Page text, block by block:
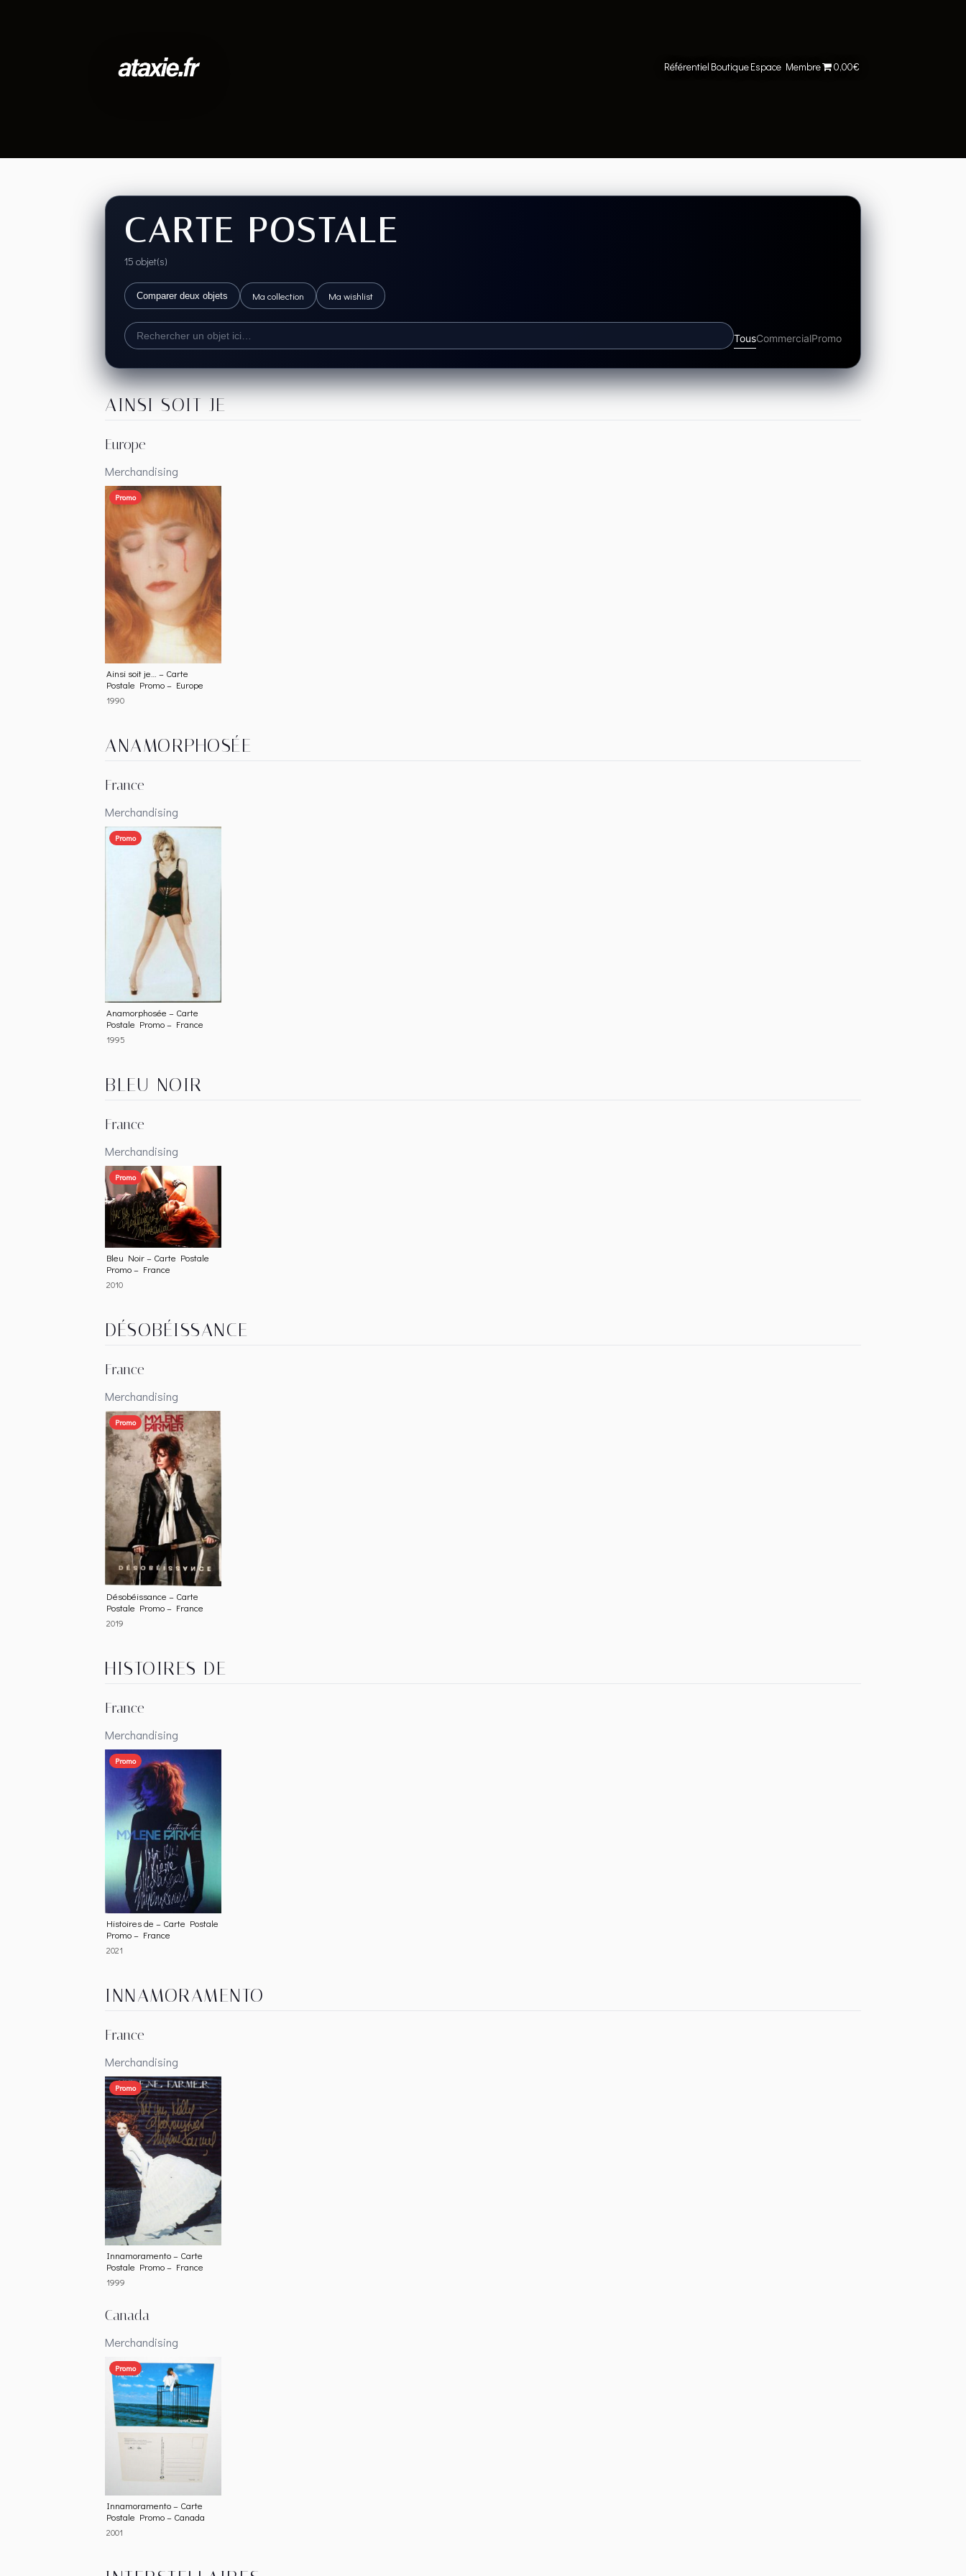
Référentiel BoutiqueEspace Membre 0,00€
CARTE POSTALE
15 objet(s)
Comparer deux objets Ma collection Ma wishlist
TousCommercialPromo
AINSI SOIT JE
Europe
Merchandising
Promo
Ainsi soit je… – Carte
Postale Promo – Europe
1990
ANAMORPHOSÉE
France
Merchandising
Promo
Anamorphosée – Carte
Postale Promo – France
1995
BLEU NOIR
France
Merchandising
Promo
Bleu Noir – Carte Postale
Promo – France
2010
DÉSOBÉISSANCE
France
Merchandising
Promo
Désobéissance – Carte
Postale Promo – France
2019
HISTOIRES DE
France
Merchandising
Promo
Histoires de – Carte Postale
Promo – France
2021
INNAMORAMENTO
France
Merchandising
Promo
Innamoramento – Carte
Postale Promo – France
1999
Canada
Merchandising
Promo
Innamoramento – Carte
Postale Promo – Canada
2001